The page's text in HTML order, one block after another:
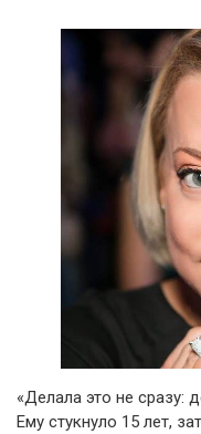
«Делала это не сразу:
Ему стукнуло 15 лет,